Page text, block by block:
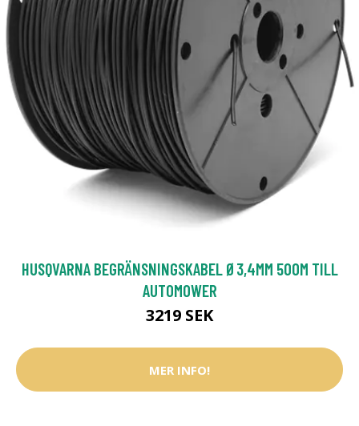
HUSQVARNA BEGRÄNSNINGSKABEL Ø3,4MM 500M TILL
AUTOMOWER
3219 SEK
MER INFO!